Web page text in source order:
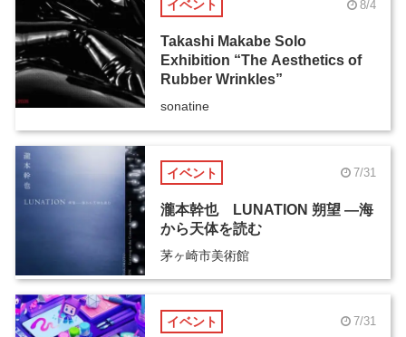
イベント 8/4
Takashi Makabe Solo
Exhibition “The Aesthetics of
Rubber Wrinkles”
sonatine
イベント 7/31
瀧本幹也 LUNATION 朔望 ―海
から天体を読む
茅ヶ崎市美術館
イベント 7/31